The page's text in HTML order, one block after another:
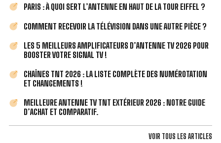
PARIS : À QUOI SERT L’ANTENNE EN HAUT DE LA TOUR EIFFEL ?
COMMENT RECEVOIR LA TÉLÉVISION DANS UNE AUTRE PIÈCE ?
LES 5 MEILLEURS AMPLIFICATEURS D’ANTENNE TV 2026 POUR
BOOSTER VOTRE SIGNAL TV !
CHAÎNES TNT 2026 : LA LISTE COMPLÈTE DES NUMÉROTATION
ET CHANGEMENTS !
MEILLEURE ANTENNE TV TNT EXTÉRIEUR 2026 : NOTRE GUIDE
D’ACHAT ET COMPARATIF.
VOIR TOUS LES ARTICLES